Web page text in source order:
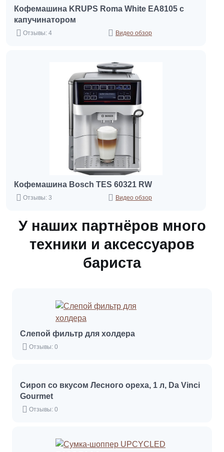
Кофемашина KRUPS Roma White EA8105 с
капучинатором
Отзывы: 4 Видео обзор
Кофемашина Bosch TES 60321 RW
Отзывы: 3 Видео обзор
У наших партнёров много
техники и аксессуаров
бариста
Слепой фильтр для холдера
Отзывы: 0
Сироп со вкусом Лесного ореха, 1 л, Da Vinci
Gourmet
Отзывы: 0